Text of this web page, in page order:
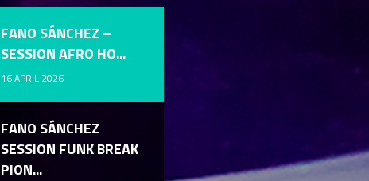
FANO SÁNCHEZ –
SESSION AFRO HO...
16 APRIL 2026
FANO SÁNCHEZ
SESSION FUNK BREAK
PION...